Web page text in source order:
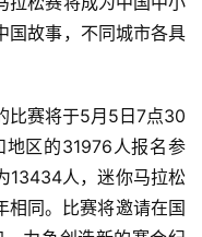
国故事，不同城市各具
比赛将于5月5日7点30
区的31976人报名参
13434人，迷你马拉松
相同。比赛将邀请在国